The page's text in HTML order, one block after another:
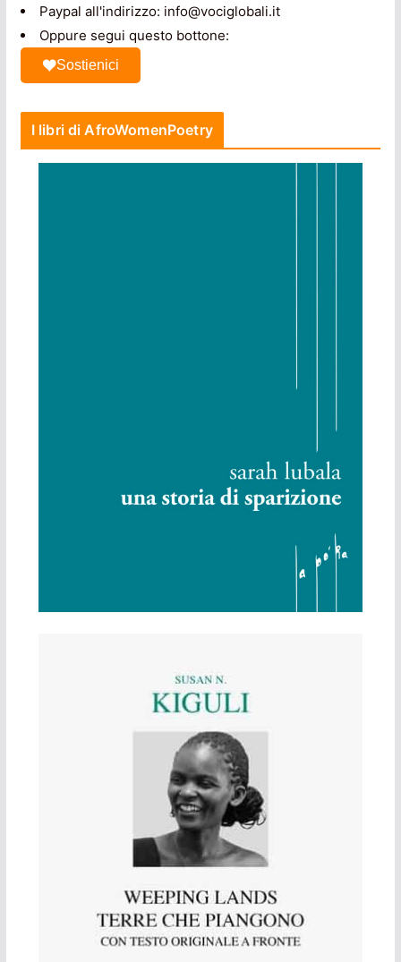
Paypal all'indirizzo: info@vociglobali.it
Oppure segui questo bottone:
Sostienici
I libri di AfroWomenPoetry